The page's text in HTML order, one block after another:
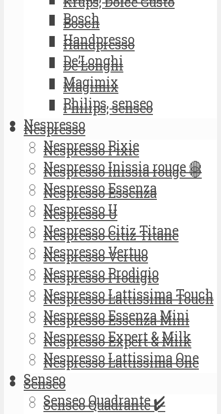
Bosch
Handpresso
De’Longhi
Magimix
Philips, senseo
Nespresso
Nespresso Pixie
Nespresso Inissia rouge 🔴
Nespresso Essenza
Nespresso U
Nespresso Citiz Titane
Nespresso Vertuo
Nespresso Prodigio
Nespresso Lattissima Touch
Nespresso Essenza Mini
Nespresso Expert & Milk
Nespresso Lattissima One
Senseo
Senseo Quadrante ✔️
Bosch
Handpresso
De’Longhi
Magimix
Philips, senseo
Nespresso
Nespresso Pixie
Nespresso Inissia rouge 🔴
Nespresso Essenza
Nespresso U
Nespresso Citiz Titane
Nespresso Vertuo
Nespresso Prodigio
Nespresso Lattissima Touch
Nespresso Essenza Mini
Nespresso Expert & Milk
Nespresso Lattissima One
Senseo
Senseo Quadrante ✔️